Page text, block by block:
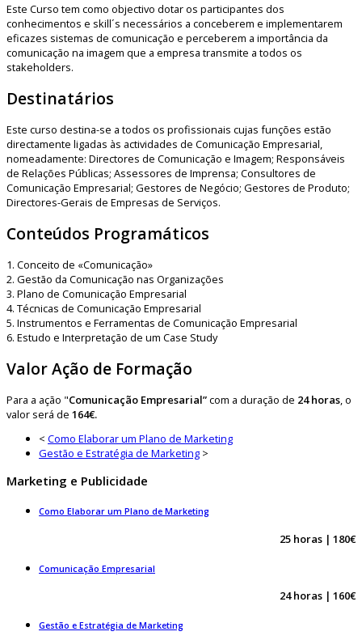
Este Curso tem como objectivo dotar os participantes dos
conhecimentos e skill´s necessários a conceberem e implementarem
eficazes sistemas de comunicação e perceberem a importância da
comunicação na imagem que a empresa transmite a todos os
stakeholders.
Destinatários
Este curso destina-se a todos os profissionais cujas funções estão
directamente ligadas às actividades de Comunicação Empresarial,
nomeadamente: Directores de Comunicação e Imagem; Responsáveis
de Relações Públicas; Assessores de Imprensa; Consultores de
Comunicação Empresarial; Gestores de Negócio; Gestores de Produto;
Directores-Gerais de Empresas de Serviços.
Conteúdos Programáticos
1. Conceito de «Comunicação»
2. Gestão da Comunicação nas Organizações
3. Plano de Comunicação Empresarial
4. Técnicas de Comunicação Empresarial
5. Instrumentos e Ferramentas de Comunicação Empresarial
6. Estudo e Interpretação de um Case Study
Valor Ação de Formação
Para a ação "Comunicação Empresarial”com a duração de 24 horas , o
valor será de 164€.
< Como Elaborar um Plano de Marketing
Gestão e Estratégia de Marketing >
Marketing e Publicidade
Como Elaborar um Plano de Marketing
25 horas | 180€
Comunicação Empresarial
24 horas | 160€
Gestão e Estratégia de Marketing